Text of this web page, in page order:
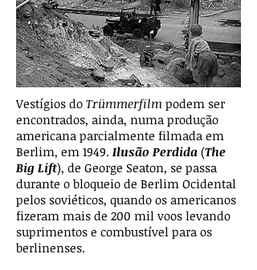
Vestígios do Trümmerfilm podem ser
encontrados, ainda, numa produção
americana parcialmente filmada em
Berlim, em 1949. Ilusão Perdida (The
Big Lift), de George Seaton, se passa
durante o bloqueio de Berlim Ocidental
pelos soviéticos, quando os americanos
fizeram mais de 200 mil voos levando
suprimentos e combustível para os
berlinenses.